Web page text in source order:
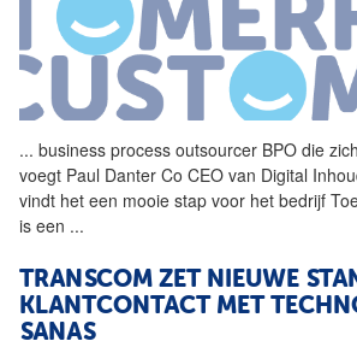
... business process outsourcer BPO die
voegt Paul Danter Co CEO van Digital
vindt het een mooie stap voor het bedrijf
is een ...
TRANSCOM ZET NIEUWE
KLANTCONTACT MET
SANAS